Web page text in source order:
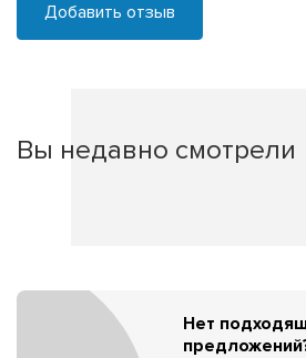
Добавить отзыв
Вы недавно смотрели
Нет